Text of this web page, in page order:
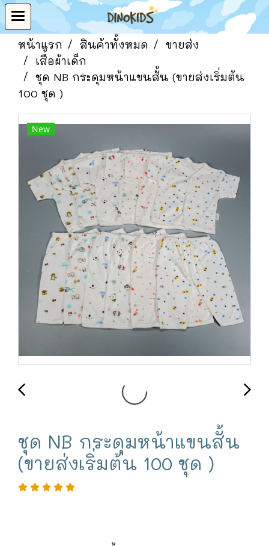
หน้าแรก สินค้าทั้งหมด
ขายส่ง
เสื้อผ้าเด็ก
ชุด NB กระดุมหน้าแขนสั้น (ขายส่งเริ่มต้น
100 ชุด )
New
ชุด NB กระดุมหน้าแขนสั้น
(ขายส่งเริ่มต้น 100 ชุด )